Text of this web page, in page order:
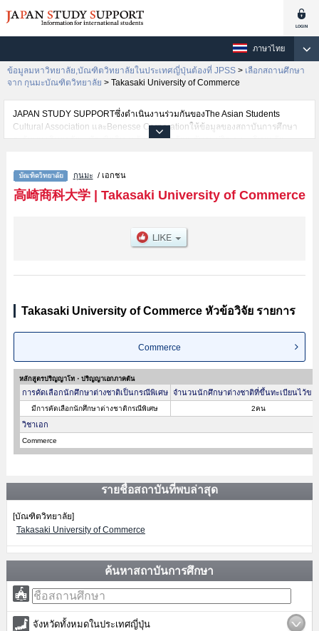
ภาษาไทย
ข้อมูลมหาวิทยาลัย,บัณฑิตวิทยาลัยในประเทศญี่ปุ่นต้องที่ JPSS > เลือกสถานศึกษา
จาก กุนมะบัณฑิตวิทยาลัย > Takasaki University of Commerce
JAPAN STUDY SUPPORTซึ่งดำเนินงานร่วมกันของThe Asian Students
Cultural Association และBenesse Corporationให้ข้อมูลของสถาบันการศึกษา
ระดับมหาวิทยาลัย・บัณฑิตวิทยาลัย・วิทยาลัยระดับอนุปริญญา・วิทยาลัย
สำหรับนักศึกษาต่างชาติเช่นCommerce เป็นต้น,ข้อมูลของแต่ละสาขาวิจัย,ข้อมูล
การสอบคัดเลือกเข้าศึกษาเช่นจำนวนคนที่รับสมัครหรือจำนวนคนที่ผ่านการสอบ
คัดเลือกเป็นต้น,แนะนำสถานที่,การเดินทางเป็นต้นไว้ด้วยดังนั้นขอเชิญใช้บริการ
กุนมะ / เอกชน
高崎商科大学| Takasaki University of Commerce
Takasaki University of Commerce หัวข้อวิจัย รายการ
Commerce
หลักสูตรปริญญาโท・ปริญญาเอกภาคต้น
การคัดเลือกนักศึกษาต่างชาติเป็นกรณีพิเศษ จำนวนนักศึกษาต่างชาติที่ขึ้นทะเบียนไว้ขอ
มีการคัดเลือกนักศึกษาต่างชาติกรณีพิเศษ 2คน
วิชาเอก
Commerce
รายชื่อสถาบันที่พบล่าสุด
[บัณฑิตวิทยาลัย]
Takasaki University of Commerce
ค้นหาสถาบันการศึกษา
จังหวัดทั้งหมดในประเทศญี่ปุ่น